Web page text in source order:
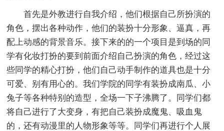
首先是外教进行自我介绍，他们根据自己所扮演的
角色，摆出各种动作，他们的装扮十分形象、逼真，再
配上动感的背景音乐。接下来的的一个项目是到场的同
学有化妆打扮的要到前面介绍自己扮演的角色，经过这
些同学的精心打扮，他们自己动手制作的道具也是十分
可爱、别有用心的。我们学院的同学有装扮成南瓜、小
兔子等各种特别的造型，全场一下子沸腾了。同学们都
将自己进行了大变身，有把自己装扮成魔鬼、吸血鬼
的，还有动漫里的人物形象等等。同学们再进行个人展